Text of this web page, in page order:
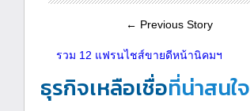
← Previous Story
รวม 12 แฟรนไชส์ขายดีหน้านิคมฯ
ธุรกิจเหลือเชื่อที่น่าสนใจ